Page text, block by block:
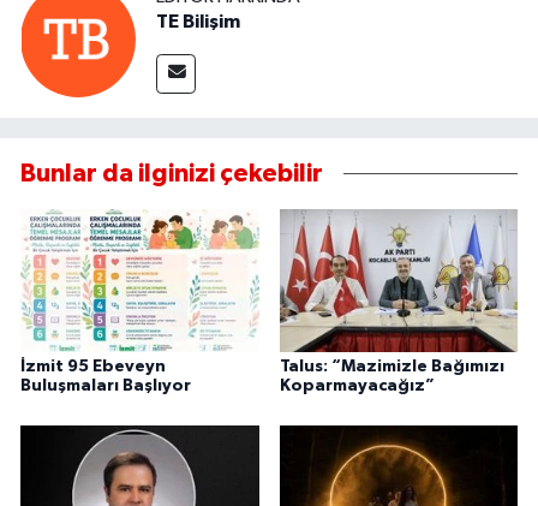
TE Bilişim
Bunlar da ilginizi çekebilir
İzmit 95 Ebeveyn
Buluşmaları Başlıyor
Talus: “Mazimizle Bağımızı
Koparmayacağız”